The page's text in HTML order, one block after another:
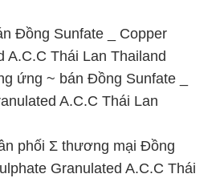
Đồng Sunfate _ Copper
A.C.C Thái Lan Thailand
ứng ~ bán Đồng Sunfate _
A.C.C Thái Lan
phối Σ thương mại Đồng
Granulated A.C.C Thái